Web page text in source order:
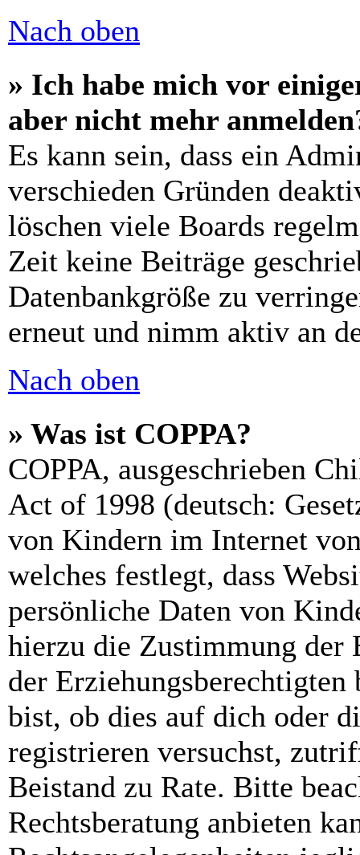
Nach oben
» Ich habe mich vor
aber nicht mehr
Es kann sein, dass ein
verschieden Gründen
löschen viele Boards
Zeit keine Beiträge
Datenbankgröße zu
erneut und nimm aktiv an
Nach oben
» Was ist COPPA?
COPPA, ausgeschrieben
Act of 1998 (deutsch:
von Kindern im Internet
welches festlegt, dass
persönliche Daten von
hierzu die Zustimmung der
der
bist, ob dies auf dich oder
registrieren versuchst,
Beistand zu Rate. Bitte
Rechtsberatung anbieten